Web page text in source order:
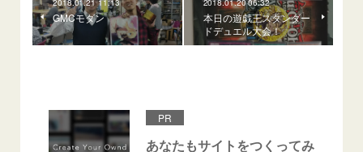
2018.01.21 11:13
GMCモダン
2018.01.20 06:32
本日の遊戯王スタンダー
ドデュエル大会！
PR
あなたもサイトをつくってみ